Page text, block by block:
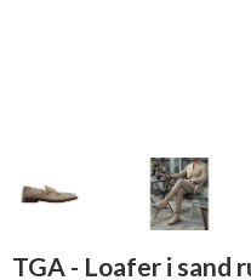
TGA - Loafer i sand